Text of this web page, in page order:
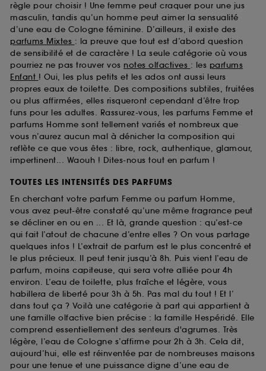
règle pour choisir ! Une femme peut craquer pour une jus
masculin, tandis qu’un homme peut aimer la sensualité
d’une eau de Cologne féminine. D’ailleurs, il existe des
parfums Mixtes : la preuve que tout est d’abord question
de sensibilité et de caractère ! La seule catégorie où vous
pourriez ne pas trouver vos notes olfactives : les parfums
Enfant ! Oui, les plus petits et les ados ont aussi leurs
propres eaux de toilette. Des compositions subtiles, fruitées
ou plus affirmées, elles risqueront cependant d’être trop
funs pour les adultes. Rassurez-vous, les parfums Femme et
parfums Homme sont tellement variés et nombreux que
vous n’aurez aucun mal à dénicher la composition qui
reflète ce que vous êtes : libre, rock, authentique, glamour,
impertinent... Waouh ! Dites-nous tout en parfum !
TOUTES LES INTENSITÉS DES PARFUMS
En cherchant votre parfum Femme ou parfum Homme,
vous avez peut-être constaté qu’une même fragrance peut
se décliner en ou en ... Et là, grande question : qu’est-ce
qui fait l’atout de chacune d’entre elles ? On vous partage
quelques infos ! L’extrait de parfum est le plus concentré et
le plus précieux. Il peut tenir jusqu’à 8h. Puis vient l’eau de
parfum, moins capiteuse, qui sera votre alliée pour 4h
environ. L’eau de toilette, plus fraîche et légère, vous
habillera de liberté pour 3h à 5h. Pas mal du tout ! Et l’
dans tout ça ? Voilà une catégorie à part qui appartient à
une famille olfactive bien précise : la famille Hespéridé. Elle
comprend essentiellement des senteurs d'agrumes. Très
légère, l’eau de Cologne s’affirme pour 2h à 3h. Cela dit,
aujourd’hui, elle est réinventée par de nombreuses maisons
pour une tenue et une puissance digne d’une eau de